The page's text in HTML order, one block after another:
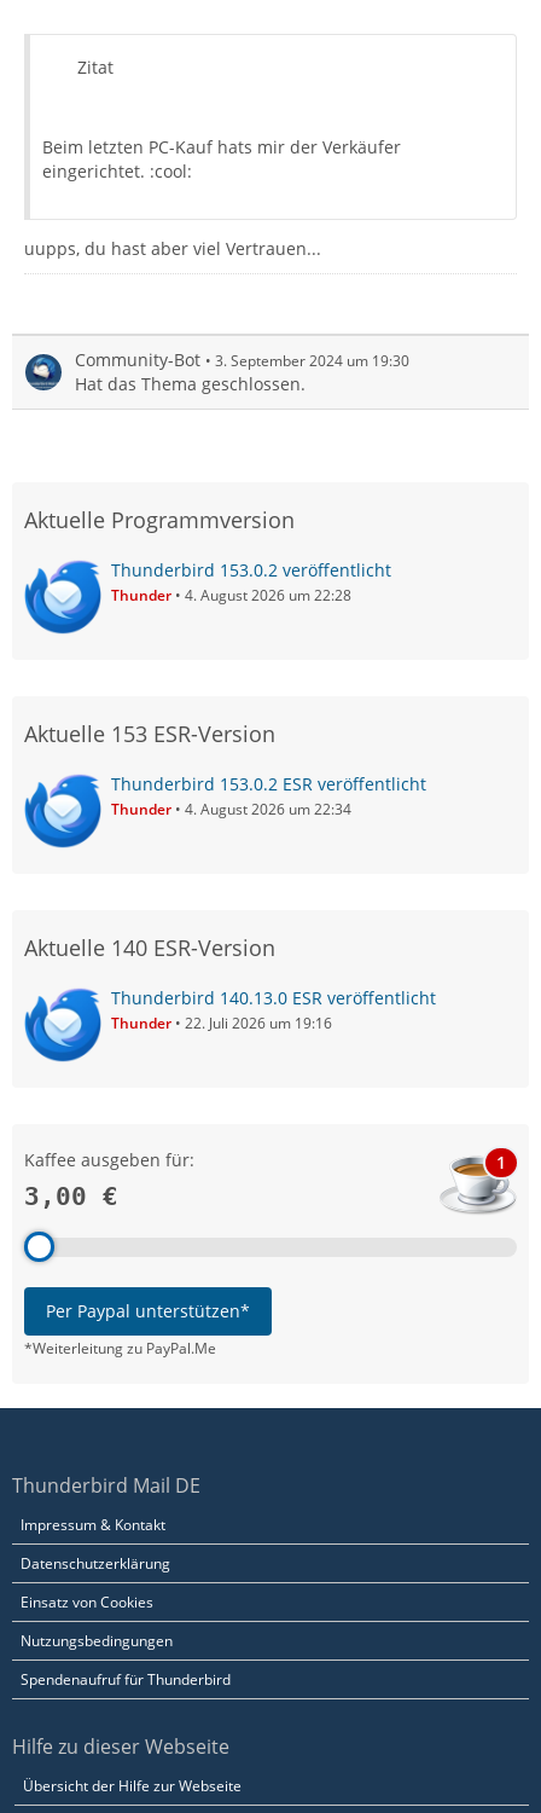
Zitat
Beim letzten PC-Kauf hats mir der Verkäufer
eingerichtet. :cool:
uupps, du hast aber viel Vertrauen...
Community-Bot 3. September 2024 um 19:30
Hat das Thema geschlossen.
Aktuelle Programmversion
Thunderbird 153.0.2 veröffentlicht
Thunder 4. August 2026 um 22:28
Aktuelle 153 ESR-Version
Thunderbird 153.0.2 ESR veröffentlicht
Thunder 4. August 2026 um 22:34
Aktuelle 140 ESR-Version
Thunderbird 140.13.0 ESR veröffentlicht
Thunder 22. Juli 2026 um 19:16
Kaffee ausgeben für:
3,00 €
1
Per Paypal unterstützen*
*Weiterleitung zu PayPal.Me
Thunderbird Mail DE
Impressum & Kontakt
Datenschutzerklärung
Einsatz von Cookies
Nutzungsbedingungen
Spendenaufruf für Thunderbird
Hilfe zu dieser Webseite
Übersicht der Hilfe zur Webseite